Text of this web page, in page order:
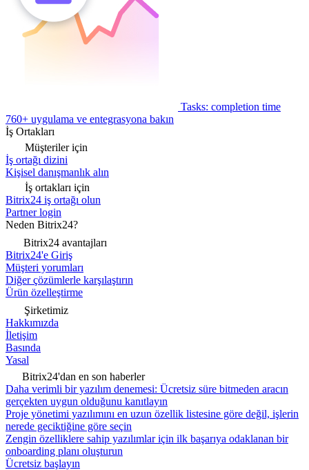
Tasks: completion time
760+ uygulama ve entegrasyona bakın
İş Ortakları
Müşteriler için
İş ortağı dizini
Kişisel danışmanlık alın
İş ortakları için
Bitrix24 iş ortağı olun
Partner login
Neden Bitrix24?
Bitrix24 avantajları
Bitrix24'e Giriş
Müşteri yorumları
Diğer çözümlerle karşılaştırın
Ürün özelleştirme
Şirketimiz
Hakkımızda
İletişim
Basında
Yasal
Bitrix24'dan en son haberler
Daha verimli bir yazılım denemesi: Ücretsiz süre bitmeden aracın
gerçekten uygun olduğunu kanıtlayın
Proje yönetimi yazılımını en uzun özellik listesine göre değil, işlerin
nerede geciktiğine göre seçin
Zengin özelliklere sahip yazılımlar için ilk başarıya odaklanan bir
onboarding planı oluşturun
Ücretsiz başlayın